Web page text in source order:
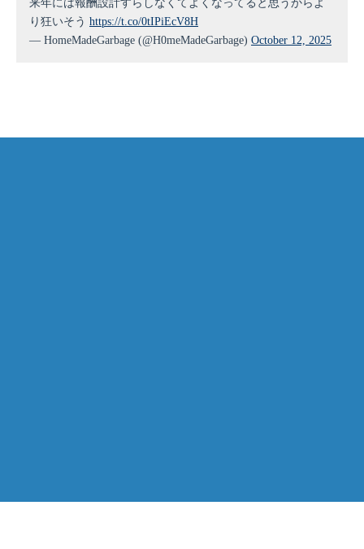
来年には報酬設計すらしなくてよくなってると思うからよ
り狂いそう https://t.co/0tIPiEcV8H
— HomeMadeGarbage (@H0meMadeGarbage) October 12, 2025